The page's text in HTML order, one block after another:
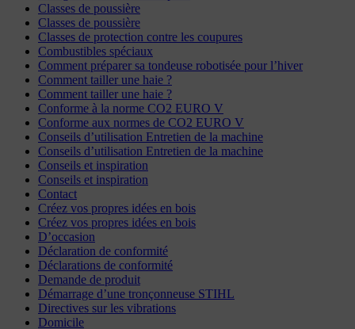
Classes de poussière
Classes de poussière
Classes de protection contre les coupures
Combustibles spéciaux
Comment préparer sa tondeuse robotisée pour l’hiver
Comment tailler une haie ?
Comment tailler une haie ?
Conforme à la norme CO2 EURO V
Conforme aux normes de CO2 EURO V
Conseils d’utilisation Entretien de la machine
Conseils d’utilisation Entretien de la machine
Conseils et inspiration
Conseils et inspiration
Contact
Créez vos propres idées en bois
Créez vos propres idées en bois
D’occasion
Déclaration de conformité
Déclarations de conformité
Demande de produit
Démarrage d’une tronçonneuse STIHL
Directives sur les vibrations
Domicile